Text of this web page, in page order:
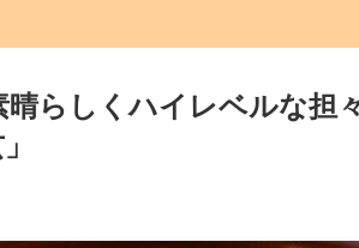
晴らしくハイレベルな